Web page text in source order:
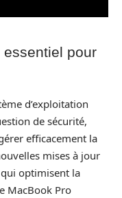
pour
d’exploitation
de sécurité,
efficacement la
mises à jour
optimisent la
MacBook Pro